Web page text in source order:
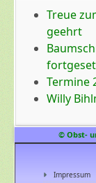
© Obst-
Impressum
Treue
geehrt
Termine
Willy